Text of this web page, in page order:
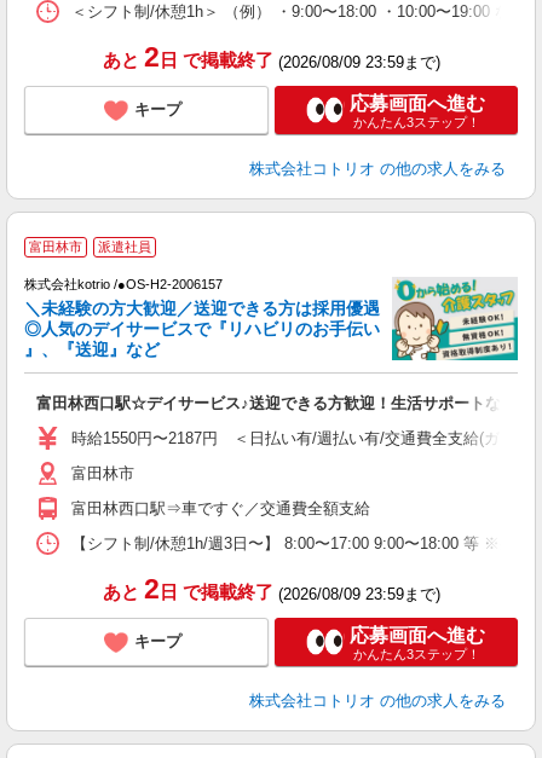
＜シフト制/休憩1h＞ （例） ・9:00〜18:00 ・10:00〜19:00 な
あと 2 日 で掲載終了 (2026/08/09 23:59まで)
キープ 応募画面へ進む
かんたん3ステップ！
株式会社コトリオ の他の求人をみる
富田林市 派遣社員
株式会社kotrio /●OS-H2-2006157
＼未経験の方大歓迎／送迎できる方は採用優遇
◎人気のデイサービスで『リハビリのお手伝い
』、『送迎』など
富田林西口駅☆デイサービス♪送迎できる方歓迎！生活サポートなど
時給1550円〜2187円 ＜日払い有/週払い有/交通費全支給(ガソリ
富田林市
富田林西口駅⇒車ですぐ／交通費全額支給
【シフト制/休憩1h/週3日〜】 8:00〜17:00 9:00〜18:00 等 ※残業
あと 2 日 で掲載終了 (2026/08/09 23:59まで)
キープ 応募画面へ進む
かんたん3ステップ！
株式会社コトリオ の他の求人をみる